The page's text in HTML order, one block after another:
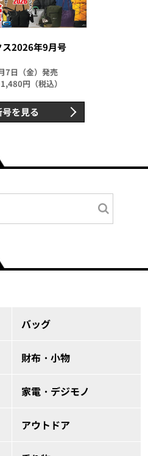
ス2026年9月号
7日（金）発売
円（税込）
を見る
バッグ
財布・小物
家電・デジモノ
アウトドア